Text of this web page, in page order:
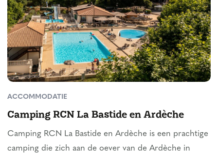
ACCOMMODATIE
Camping RCN La Bastide en Ardèche
Camping RCN La Bastide en Ardèche is een prachtige
camping die zich aan de oever van de Ardèche in